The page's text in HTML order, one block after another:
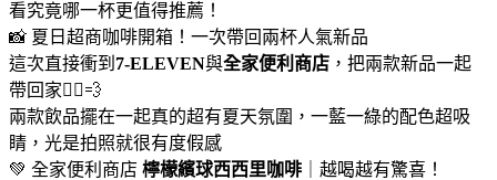
看究竟哪一杯更值得推薦！
📸 夏日超商咖啡開箱！一次帶回兩杯人氣新品
這次直接衝到 7-ELEVEN與全家便利商店 ，把兩款新品一起
帶回家🏃‍♀️💨
兩款飲品擺在一起真的超有夏天氛圍，一藍一綠的配色超吸
睛，光是拍照就很有度假感
💚 全家便利商店 檸檬繽球西西里咖啡 ｜越喝越有驚喜！